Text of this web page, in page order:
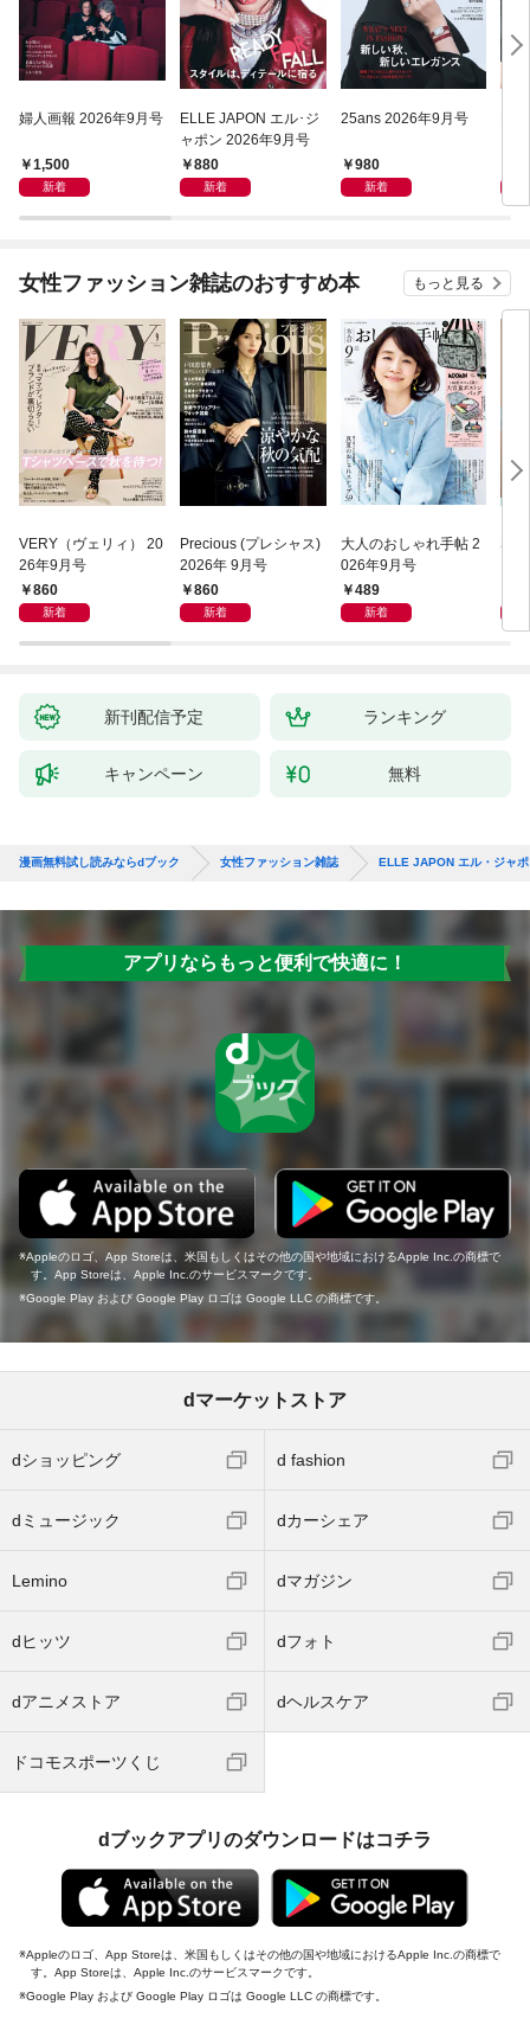
婦人画報 2026年9月号
1,500
新着
ELLE JAPON エル･ジ
ャポン 2026年9月号
880
新着
25ans 2026年9月号
980
新着
女性ファッション雑誌のおすすめ本 もっと見る
VERY（ヴェリィ） 20
26年9月号
860
新着
Precious (プレシャス)
2026年 9月号
860
新着
大人のおしゃれ手帖 2
026年9月号
489
新着
新刊配信予定 ランキング
キャンペーン 無料
漫画無料試し読みならdブック 女性ファッション雑誌 ELLE JAPON エル・ジャ
アプリならもっと便利で快適に！
Appleのロゴ、App Storeは、米国もしくはその他の国や地域におけるApple Inc.の商標で
す。App Storeは、Apple Inc.のサービスマークです。
Google Play および Google Play ロゴは Google LLC の商標です。
dマーケットストア
dショッピング d fashion
dミュージック dカーシェア
Lemino dマガジン
dヒッツ dフォト
dアニメストア dヘルスケア
ドコモスポーツくじ
dブックアプリのダウンロードはコチラ
Appleのロゴ、App Storeは、米国もしくはその他の国や地域におけるApple Inc.の商標で
す。App Storeは、Apple Inc.のサービスマークです。
Google Play および Google Play ロゴは Google LLC の商標です。